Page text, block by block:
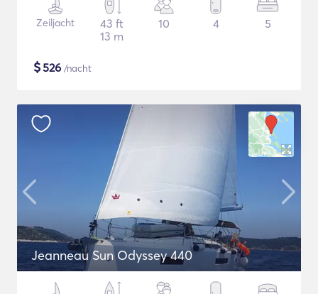
Zeiljacht
43 ft
13 m
10 4 5
$526 /nacht
Jeanneau Sun Odyssey 440